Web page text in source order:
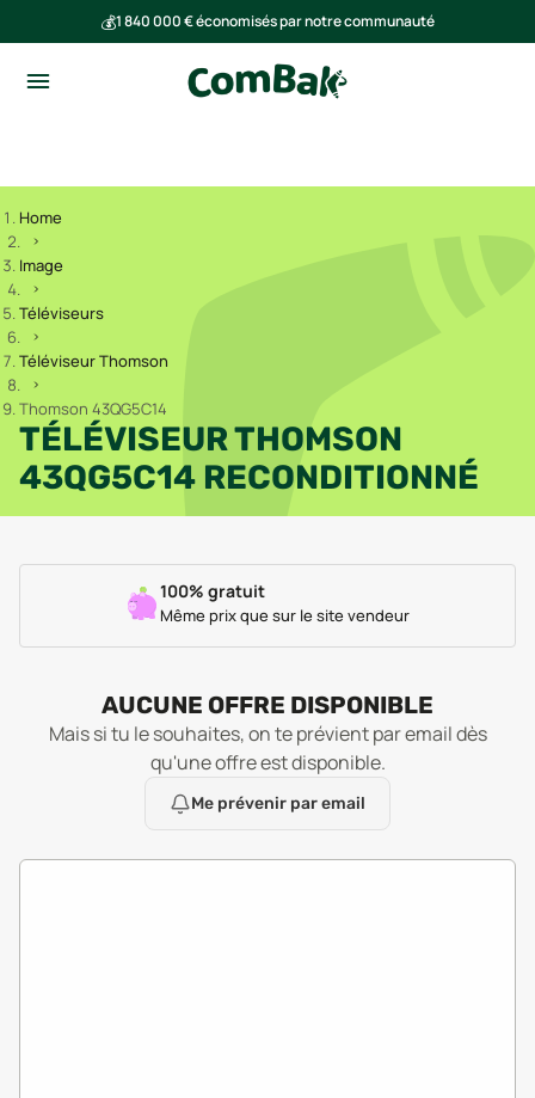
💰1 840 000 € économisés par notre communauté
Home
Image
Téléviseurs
Téléviseur Thomson
Thomson 43QG5C14
TÉLÉVISEUR THOMSON
43QG5C14 RECONDITIONNÉ
100% gratuit
Même prix que sur le site vendeur
AUCUNE OFFRE DISPONIBLE
Mais si tu le souhaites, on te prévient par email dès
qu'une offre est disponible.
Me prévenir par email